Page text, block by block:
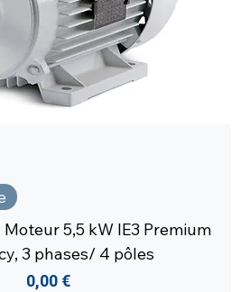
5,5 kW IE3 Premium
3 phases/ 4 pôles
Prix
0,00 €